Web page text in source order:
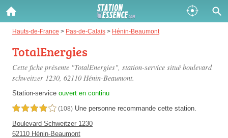
Hauts-de-France > Pas-de-Calais > Hénin-Beaumont
TotalEnergies
Cette fiche présente "TotalEnergies", station-service situé boulevard
schweitzer 1230, 62110 Hénin-Beaumont.
Station-service ouvert en continu
4,0 étoiles sur 5 (108) Une personne recommande cette station.
Boulevard Schweitzer 1230
62110 Hénin-Beaumont
Gazole :
Disponible
SP 98 :
Disponible
SP 95 :
Disponible